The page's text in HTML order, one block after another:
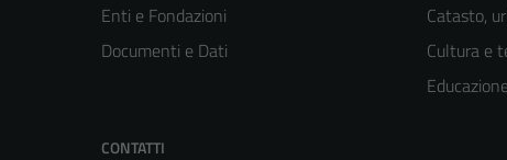
Enti e Fondazioni
Documenti e Dati
Catasto,
Cultura e
CONTATTI